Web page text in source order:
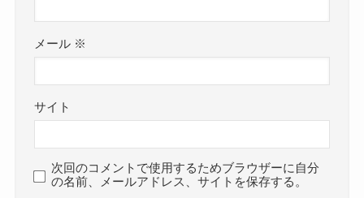
メール ※
サイト
次回のコメントで使用するためブラウザーに自分
の名前、メールアドレス、サイトを保存する。